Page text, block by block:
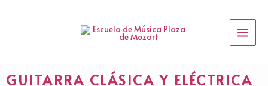
Menu
GUITARRA CLÁSICA Y ELÉCTRICA